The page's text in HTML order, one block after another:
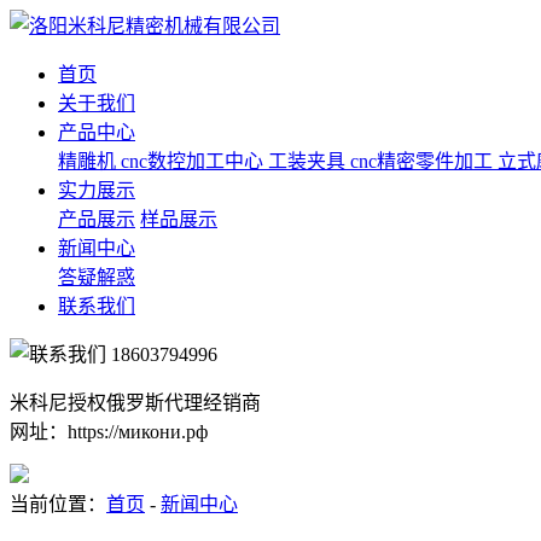
首页
关于我们
产品中心
精雕机 cnc数控加工中心 工装夹具 cnc精密零件加工 立式
实力展示
产品展示 样品展示
新闻中心
答疑解惑
联系我们
18603794996
米科尼授权俄罗斯代理经销商
网址：https://микони.рф
当前位置： 首页 - 新闻中心